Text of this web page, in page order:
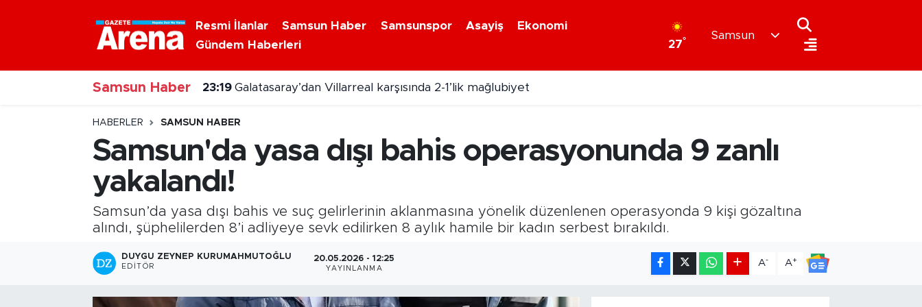
Resmi İlanlar Samsun Haber Samsunspor Asayiş
Ekonomi
Gündem Haberleri
27°
Samsun
Samsun Haber 23:19 Galatasaray’dan Villarreal karşısında 2-1’lik mağlubiyet
HABERLER SAMSUN HABER
Samsun'da yasa dışı bahis operasyonunda 9 zanlı
yakalandı!
Samsun’da yasa dışı bahis ve suç gelirlerinin aklanmasına yönelik düzenlenen operasyonda 9 kişi gözaltına
alındı, şüphelilerden 8’i adliyeye sevk edilirken 8 aylık hamile bir kadın serbest bırakıldı.
DUYGU ZEYNEP KURUMAHMUTOĞLU
EDITÖR
20.05.2026 - 12:25
YAYINLANMA
A- A+
Nöbetçi Eczaneler
Hava Durumu
Samsun Namaz Vakitleri
Trafik Durumu
Süper Lig Puan Durumu ve Fikstür
Tüm Manşetler
Son Dakika Haberleri
Haber Arşivi